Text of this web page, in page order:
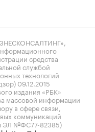
средства
службой
технологий
09.12.2015
издания «РБК»
массовой информации
в сфере связи,
коммуникаций
ЭЛ №ФС77-82385)